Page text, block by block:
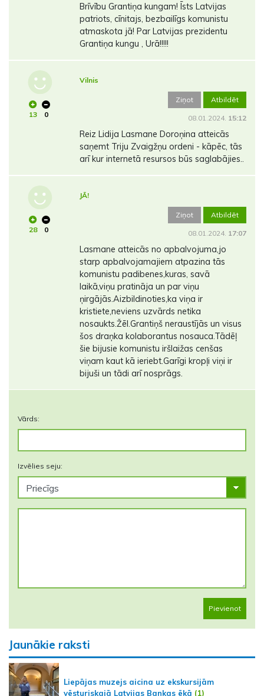
Brīvību Grantiņa kungam! Īsts Latvijas
patriots, cīnitajs, bezbailīgs komunistu
atmaskota jā! Par Latvijas prezidentu
Grantiņa kungu , Urā!!!!!
13 0
Vilnis
Ziņot Atbildēt
08.01.2024. 15:12
Reiz Lidija Lasmane Doroņina atteicās
saņemt Triju Zvaigžņu ordeni - kāpēc, tās
arī kur internetā resursos būs saglabājies..
28 0
JĀ!
Ziņot Atbildēt
08.01.2024. 17:07
Lasmane atteicās no apbalvojuma,jo
starp apbalvojamajiem atpazina tās
komunistu padibenes,kuras, savā
laikā,viņu pratināja un par viņu
ņirgājās.Aizbildinoties,ka viņa ir
kristiete,neviens uzvārds netika
nosaukts.Žēl.Grantiņš neraustījās un visus
šos draņka kolaborantus nosauca.Tādēļ
šie bijusie komunistu iršlaižas cenšas
viņam kaut kā ieriebt.Garīgi kropļi viņi ir
bijuši un tādi arī nosprāgs.
Vārds:
Izvēlies seju:
Pievienot
Jaunākie raksti
Liepājas muzejs aicina uz ekskursijām
vēsturiskajā Latvijas Bankas ēkā (1)